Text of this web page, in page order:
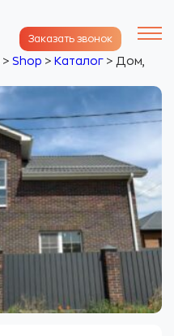
Заказать звонок
> Shop > Каталог > Дом,